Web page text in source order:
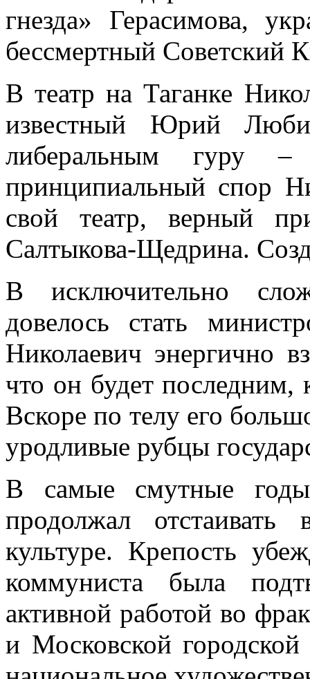
гнезда» Герасимова,
бессмертный Советский
В театр на Таганке
известный Юрий
либеральным гуру
принципиальный спор
свой театр, верный
Салтыкова-Щедрина.
В исключительно
довелось стать
Николаевич энергично
что он будет последним,
Вскоре по телу его
уродливые рубцы
В самые смутные
продолжал
культуре. Крепость
коммуниста была
активной работой во
и Московской